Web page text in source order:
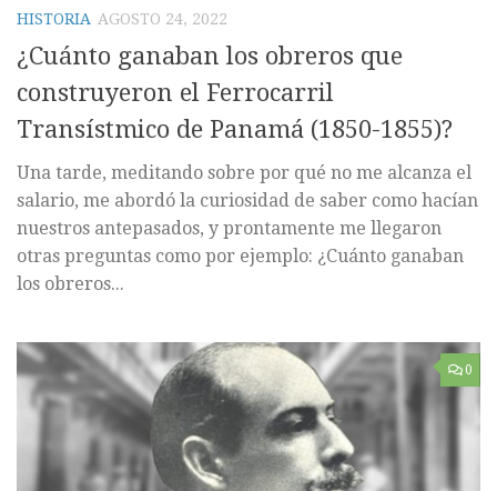
HISTORIA AGOSTO 24, 2022
¿Cuánto ganaban los obreros que
construyeron el Ferrocarril
Transístmico de Panamá (1850-1855)?
Una tarde, meditando sobre por qué no me alcanza el
salario, me abordó la curiosidad de saber como hacían
nuestros antepasados, y prontamente me llegaron
otras preguntas como por ejemplo: ¿Cuánto ganaban
los obreros...
0